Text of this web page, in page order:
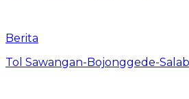
Berita
Tol Sawangan-Bojonggede-